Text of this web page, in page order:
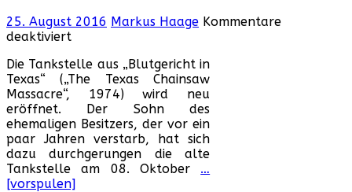
25. August 2016 Markus Haage Kommentare
deaktiviert
Tankstelle
aus
„Blutgericht
Texas“
wiedereröffnet!
Die Tankstelle aus „Blutgericht in
Texas“ („The Texas Chainsaw
Massacre“, 1974) wird neu
eröffnet. Der Sohn des
ehemaligen Besitzers, der vor ein
paar Jahren verstarb, hat sich
dazu durchgerungen die alte
Tankstelle am 08. Oktober …
[vorspulen]